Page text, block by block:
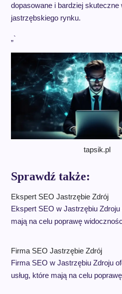
dopasowane i bardziej skuteczne
jastrzębskiego rynku.
„`
tapsik.pl
Sprawdź także:
Ekspert SEO Jastrzębie Zdrój
Ekspert SEO w Jastrzębiu Zdroju
mają na celu poprawę
Firma SEO Jastrzębie Zdrój
Firma SEO w Jastrzębiu Zdroju
usług, które mają na celu